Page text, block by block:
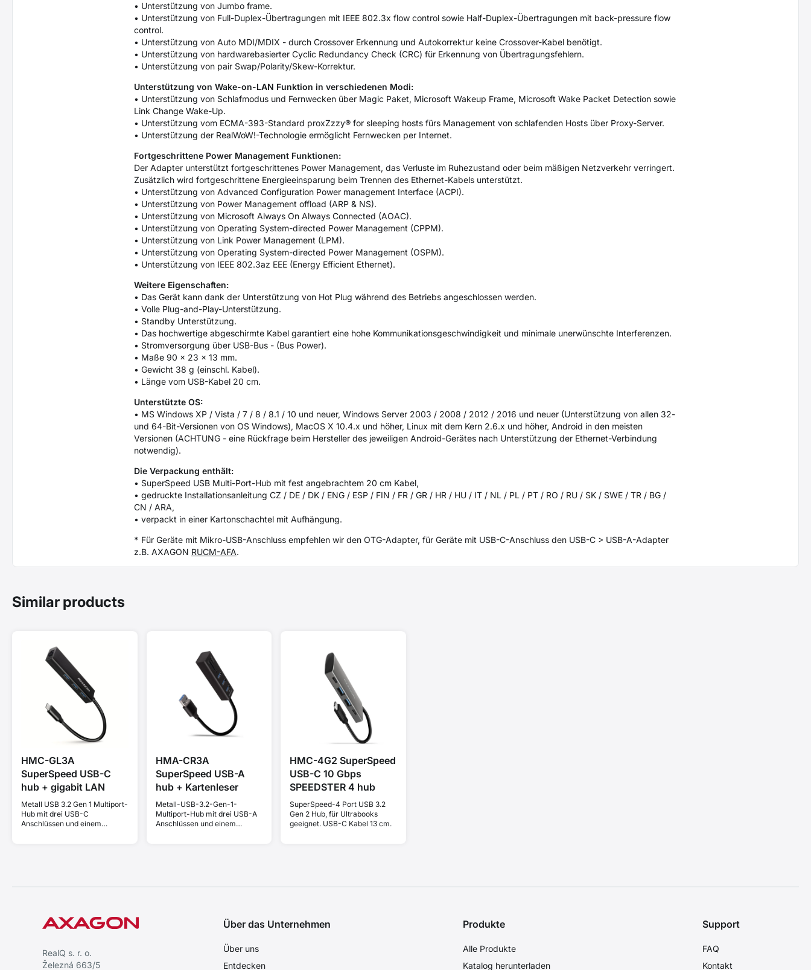
• Unterstützung von Jumbo frame.
• Unterstützung von Full-Duplex-Übertragungen mit IEEE 802.3x flow control sowie Half-Duplex-Übertragungen mit back-pressure flow
control.
• Unterstützung von Auto MDI/MDIX - durch Crossover Erkennung und Autokorrektur keine Crossover-Kabel benötigt.
• Unterstützung von hardwarebasierter Cyclic Redundancy Check (CRC) für Erkennung von Übertragungsfehlern.
• Unterstützung von pair Swap/Polarity/Skew-Korrektur.
Unterstützung von Wake-on-LAN Funktion in verschiedenen Modi:
• Unterstützung von Schlafmodus und Fernwecken über Magic Paket, Microsoft Wakeup Frame, Microsoft Wake Packet Detection sowie
Link Change Wake-Up.
• Unterstützung vom ECMA-393-Standard proxZzzy® for sleeping hosts fürs Management von schlafenden Hosts über Proxy-Server.
• Unterstützung der RealWoW!-Technologie ermöglicht Fernwecken per Internet.
Fortgeschrittene Power Management Funktionen:
Der Adapter unterstützt fortgeschrittenes Power Management, das Verluste im Ruhezustand oder beim mäßigen Netzverkehr verringert.
Zusätzlich wird fortgeschrittene Energieeinsparung beim Trennen des Ethernet-Kabels unterstützt.
• Unterstützung von Advanced Configuration Power management Interface (ACPI).
• Unterstützung von Power Management offload (ARP & NS).
• Unterstützung von Microsoft Always On Always Connected (AOAC).
• Unterstützung von Operating System-directed Power Management (CPPM).
• Unterstützung von Link Power Management (LPM).
• Unterstützung von Operating System-directed Power Management (OSPM).
• Unterstützung von IEEE 802.3az EEE (Energy Efficient Ethernet).
Weitere Eigenschaften:
• Das Gerät kann dank der Unterstützung von Hot Plug während des Betriebs angeschlossen werden.
• Volle Plug-and-Play-Unterstützung.
• Standby Unterstützung.
• Das hochwertige abgeschirmte Kabel garantiert eine hohe Kommunikationsgeschwindigkeit und minimale unerwünschte Interferenzen.
• Stromversorgung über USB-Bus - (Bus Power).
• Maße 90 x 23 x 13 mm.
• Gewicht 38 g (einschl. Kabel).
• Länge vom USB-Kabel 20 cm.
Unterstützte OS:
• MS Windows XP / Vista / 7 / 8 / 8.1 / 10 und neuer, Windows Server 2003 / 2008 / 2012 / 2016 und neuer (Unterstützung von allen 32-
und 64-Bit-Versionen von OS Windows), MacOS X 10.4.x und höher, Linux mit dem Kern 2.6.x und höher, Android in den meisten
Versionen (ACHTUNG - eine Rückfrage beim Hersteller des jeweiligen Android-Gerätes nach Unterstützung der Ethernet-Verbindung
notwendig).
Die Verpackung enthält:
• SuperSpeed USB Multi-Port-Hub mit fest angebrachtem 20 cm Kabel,
• gedruckte Installationsanleitung CZ / DE / DK / ENG / ESP / FIN / FR / GR / HR / HU / IT / NL / PL / PT / RO / RU / SK / SWE / TR / BG /
CN / ARA,
• verpackt in einer Kartonschachtel mit Aufhängung.
* Für Geräte mit Mikro-USB-Anschluss empfehlen wir den OTG-Adapter, für Geräte mit USB-C-Anschluss den USB-C > USB-A-Adapter
z.B. AXAGON RUCM-AFA.
Similar products
HMC-GL3A
SuperSpeed USB-C
hub + gigabit LAN
Metall USB 3.2 Gen 1 Multiport-
Hub mit drei USB-C
Anschlüssen und einem
HMA-CR3A
SuperSpeed USB-A
hub + Kartenleser
Metall-USB-3.2-Gen-1-
Multiport-Hub mit drei USB-A
Anschlüssen und einem
HMC-4G2 SuperSpeed
USB-C 10 Gbps
SPEEDSTER 4 hub
SuperSpeed-4 Port USB 3.2
Gen 2 Hub, für Ultrabooks
geeignet. USB-C Kabel 13 cm.
RealQ s. r. o.
Železná 663/5
Über das Unternehmen
Über uns
Entdecken
Produkte
Alle Produkte
Katalog herunterladen
Support
FAQ
Kontakt